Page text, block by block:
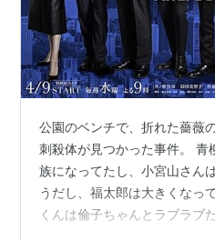
公園のベンチで、折れた薔薇
刺殺体が見つかった事件。 青
族になってたし、小宮山さん
うだし、福太郎は大きくなっ
くんは倫子ちゃんとラブラブ